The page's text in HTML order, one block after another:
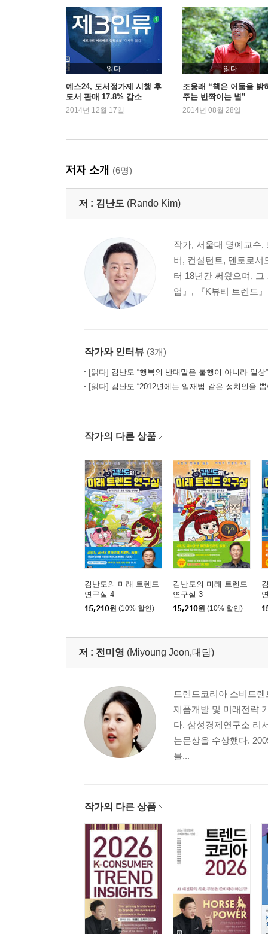
신조어로 돌아본 2013
2부 2014년 소비트렌드 전망
2014년의 전반적 전망
Dear, got swag? 참을 수 있는 ‘스웨그’의 가벼움
Answer is in your body 몸이 답이다
Read between the ultra-niches 초니치, 틈새의 틈
Reboot everything 해석의 재해석
Surprise me, guys! 예정된 우연
Eyes on you, eyes on me 관음의 시대, ‘스몰브라
읽다
예스24, 도서정가제 시행 후
도서 판매 17.8% 감소
2014년 12월 17일
읽다
조웅래 “책은 어둠을 밝
주는 반짝이는 별”
2014년 08월 28일
저자 소개 (6명)
저 : 김난도 (Rando Kim)
작가, 서울대 명예교수
버, 컨설턴트, 멘토로서
터 18년간 써왔으며,
업』, 『K뷰티 트렌드
작가와 인터뷰 (3개)
[읽다] 김난도 “행복의 반대말은 불행이 아니라 일상”
[읽다] 김난도 “2012년에는 임재범 같은 정치인을 뽑
작가의 다른 상품
김난도의 미래 트렌드
연구실 4
15,210원 (10% 할인)
김난도의 미래 트렌드
연구실 3
15,210원 (10% 할인)
저 : 전미영 (Miyoung Jeon,대담)
트렌드코리아 소비트
제품개발 및 미래전략
다. 삼성경제연구소 리
논문상을 수상했다.
물...
작가의 다른 상품